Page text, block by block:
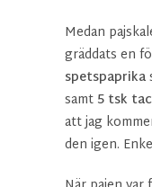
Medan
gräddats en
spetspaprika
samt 5 tsk
att jag
den igen.